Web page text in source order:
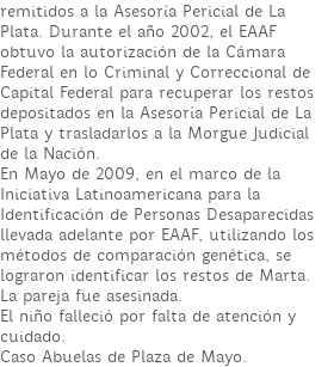
remitidos a la Asesoría Pericial de La
Plata. Durante el año 2002, el EAAF
obtuvo la autorización de la Cámara
Federal en lo Criminal y Correccional de
Capital Federal para recuperar los restos
depositados en la Asesoría Pericial de La
Plata y trasladarlos a la Morgue Judicial
de la Nación.
En Mayo de 2009, en el marco de la
Iniciativa Latinoamericana para la
Identificación de Personas Desaparecidas
llevada adelante por EAAF, utilizando los
métodos de comparación genética, se
lograron identificar los restos de Marta.
La pareja fue asesinada.
El niño falleció por falta de atención y
cuidado.
Caso Abuelas de Plaza de Mayo.